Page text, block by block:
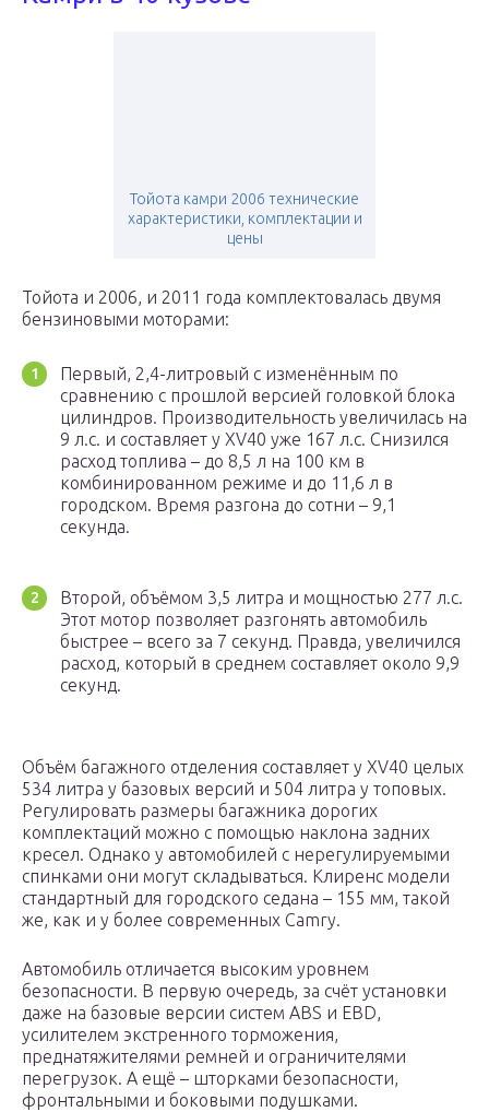
Тойота камри 2006 технические
характеристики, комплектации и
цены
Тойота и 2006, и 2011 года комплектовалась двумя
бензиновыми моторами:
Первый, 2,4-литровый с изменённым по
сравнению с прошлой версией головкой блока
цилиндров. Производительность увеличилась на
9 л.с. и составляет у XV40 уже 167 л.с. Снизился
расход топлива – до 8,5 л на 100 км в
комбинированном режиме и до 11,6 л в
городском. Время разгона до сотни – 9,1
секунда.
Второй, объёмом 3,5 литра и мощностью 277 л.с.
Этот мотор позволяет разгонять автомобиль
быстрее – всего за 7 секунд. Правда, увеличился
расход, который в среднем составляет около 9,9
секунд.
Объём багажного отделения составляет у XV40 целых
534 литра у базовых версий и 504 литра у топовых.
Регулировать размеры багажника дорогих
комплектаций можно с помощью наклона задних
кресел. Однако у автомобилей с нерегулируемыми
спинками они могут складываться. Клиренс модели
стандартный для городского седана – 155 мм, такой
же, как и у более современных Camry.
Автомобиль отличается высоким уровнем
безопасности. В первую очередь, за счёт установки
даже на базовые версии систем ABS и EBD,
усилителем экстренного торможения,
преднатяжителями ремней и ограничителями
перегрузок. А ещё – шторками безопасности,
фронтальными и боковыми подушками.